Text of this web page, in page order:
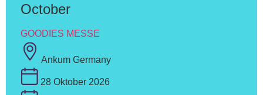
October
GOODIES MESSE
Ankum Germany
28 Oktober 2026